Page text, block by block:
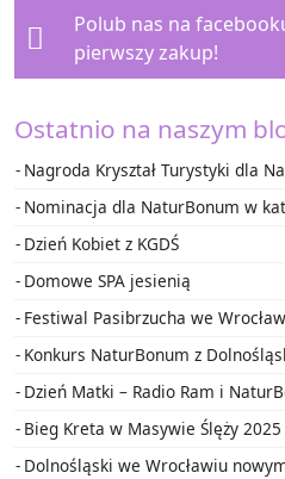
Polub nas na
pierwszy zakup!
Ostatnio na naszym
Nagroda Kryształ Turystyki dla
Nominacja dla NaturBonum w
Dzień Kobiet z KGDŚ
Domowe SPA jesienią
Festiwal Pasibrzucha we
Konkurs NaturBonum z
Dzień Matki – Radio Ram i
Bieg Kreta w Masywie Ślęży 2025
Dolnośląski we Wrocławiu